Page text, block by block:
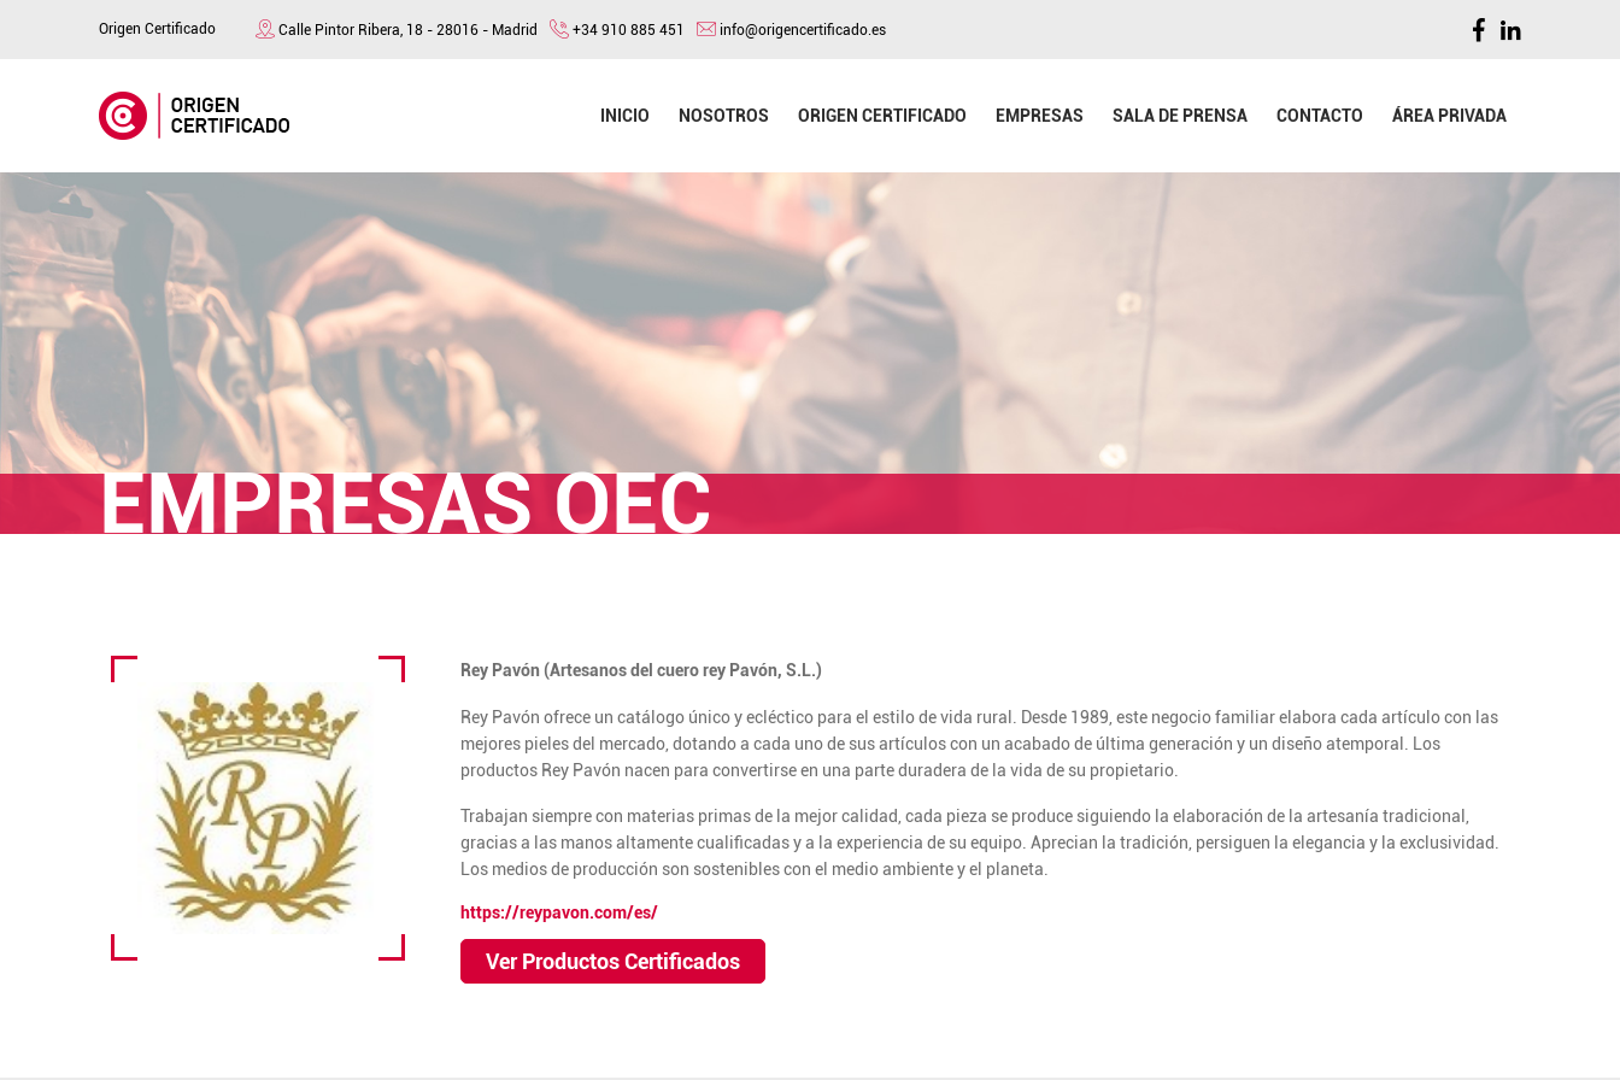
Origen Certificado Calle Pintor Ribera, 18 - 28016 - Madrid +34 910 885 451 info@origencertificado.es
INICIO NOSOTROS ORIGEN CERTIFICADO EMPRESAS SALA DE PRENSA CONTACTO ÁREA PRIVADA
EMPRESAS OEC
Rey Pavón (Artesanos del cuero rey Pavón, S.L.)
Rey Pavón ofrece un catálogo único y ecléctico para el estilo de vida rural. Desde 1989, este negocio familiar elabora cada artículo con las
mejores pieles del mercado, dotando a cada uno de sus artículos con un acabado de última generación y un diseño atemporal. Los
productos Rey Pavón nacen para convertirse en una parte duradera de la vida de su propietario.
Trabajan siempre con materias primas de la mejor calidad, cada pieza se produce siguiendo la elaboración de la artesanía tradicional,
gracias a las manos altamente cualificadas y a la experiencia de su equipo. Aprecian la tradición, persiguen la elegancia y la exclusividad.
Los medios de producción son sostenibles con el medio ambiente y el planeta.
https://reypavon.com/es/
Ver Productos Certificados